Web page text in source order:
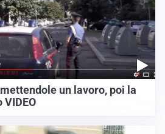
un lavoro, poi la